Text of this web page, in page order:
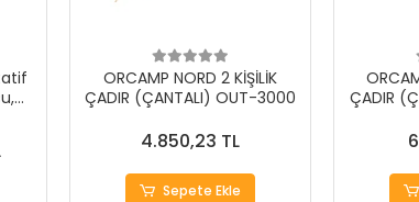
ORCAMP NORD 2 KİŞİLİK
ÇADIR (ÇANTALI) OUT-3000
4.850,23 TL
Sepete Ekle
ÇADIR